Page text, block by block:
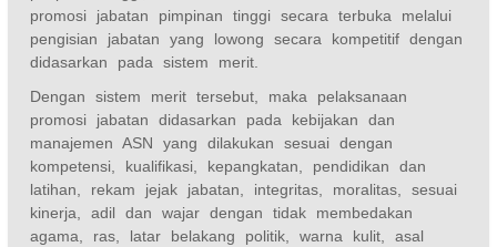
promosi jabatan pimpinan tinggi secara terbuka melalui
pengisian jabatan yang lowong secara kompetitif dengan
didasarkan pada sistem merit.
Dengan sistem merit tersebut, maka pelaksanaan
promosi jabatan didasarkan pada kebijakan dan
manajemen ASN yang dilakukan sesuai dengan
kompetensi, kualifikasi, kepangkatan, pendidikan dan
latihan, rekam jejak jabatan, integritas, moralitas, sesuai
kinerja, adil dan wajar dengan tidak membedakan
agama, ras, latar belakang politik, warna kulit, asal